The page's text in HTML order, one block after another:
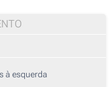
à esquerda